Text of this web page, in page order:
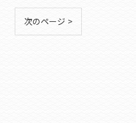
次のページ >